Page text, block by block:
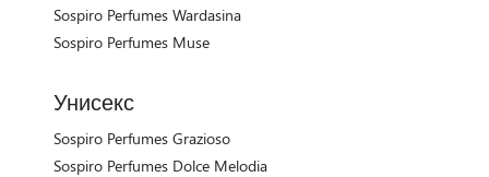
Sospiro Perfumes Wardasina
Sospiro Perfumes Muse
Унисекс
Sospiro Perfumes Grazioso
Sospiro Perfumes Dolce Melodia